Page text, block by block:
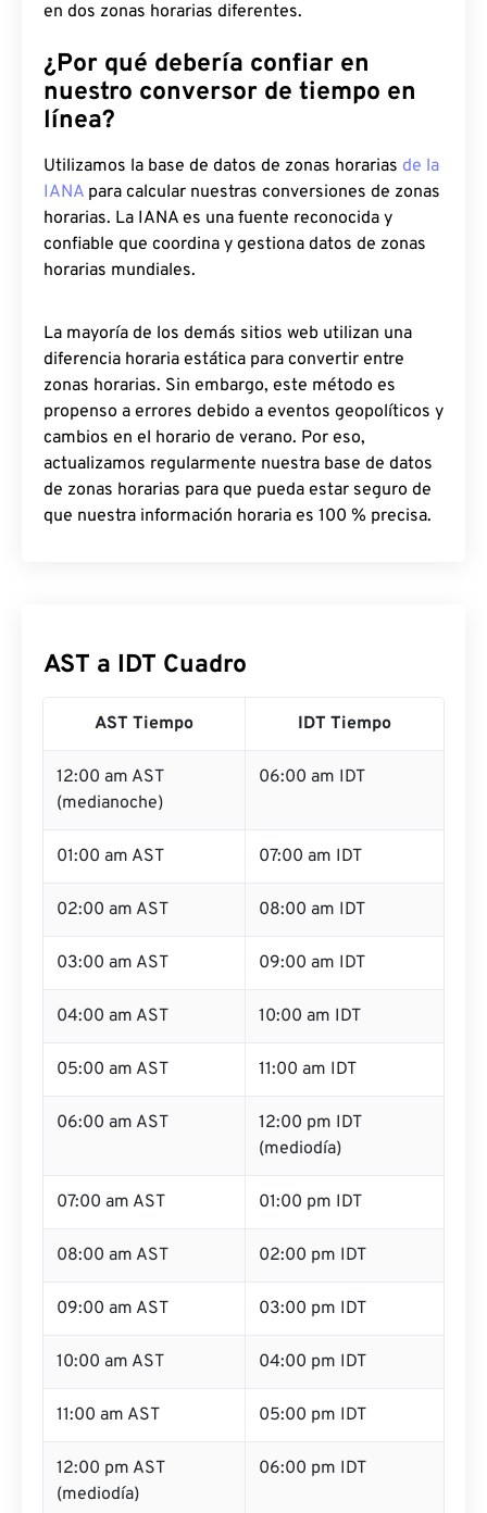
en dos zonas horarias diferentes.
¿Por qué debería confiar en
nuestro conversor de tiempo en
línea?
Utilizamos la base de datos de zonas horarias de la
IANA para calcular nuestras conversiones de zonas
horarias. La IANA es una fuente reconocida y
confiable que coordina y gestiona datos de zonas
horarias mundiales.
La mayoría de los demás sitios web utilizan una
diferencia horaria estática para convertir entre
zonas horarias. Sin embargo, este método es
propenso a errores debido a eventos geopolíticos y
cambios en el horario de verano. Por eso,
actualizamos regularmente nuestra base de datos
de zonas horarias para que pueda estar seguro de
que nuestra información horaria es 100 % precisa.
AST a IDT Cuadro
AST Tiempo IDT Tiempo
12:00 am AST
(medianoche)
06:00 am IDT
01:00 am AST 07:00 am IDT
02:00 am AST 08:00 am IDT
03:00 am AST 09:00 am IDT
04:00 am AST 10:00 am IDT
05:00 am AST 11:00 am IDT
06:00 am AST
12:00 pm IDT
(mediodía)
07:00 am AST 01:00 pm IDT
08:00 am AST 02:00 pm IDT
09:00 am AST 03:00 pm IDT
10:00 am AST 04:00 pm IDT
11:00 am AST 05:00 pm IDT
12:00 pm AST
(mediodía)
06:00 pm IDT